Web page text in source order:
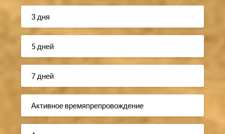
3 дня
5 дней
7 дней
Активное времяпрепровождение